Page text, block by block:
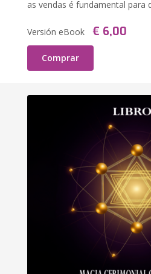
as vendas é fundamental para
Versión eBook € 6,00
Comprar